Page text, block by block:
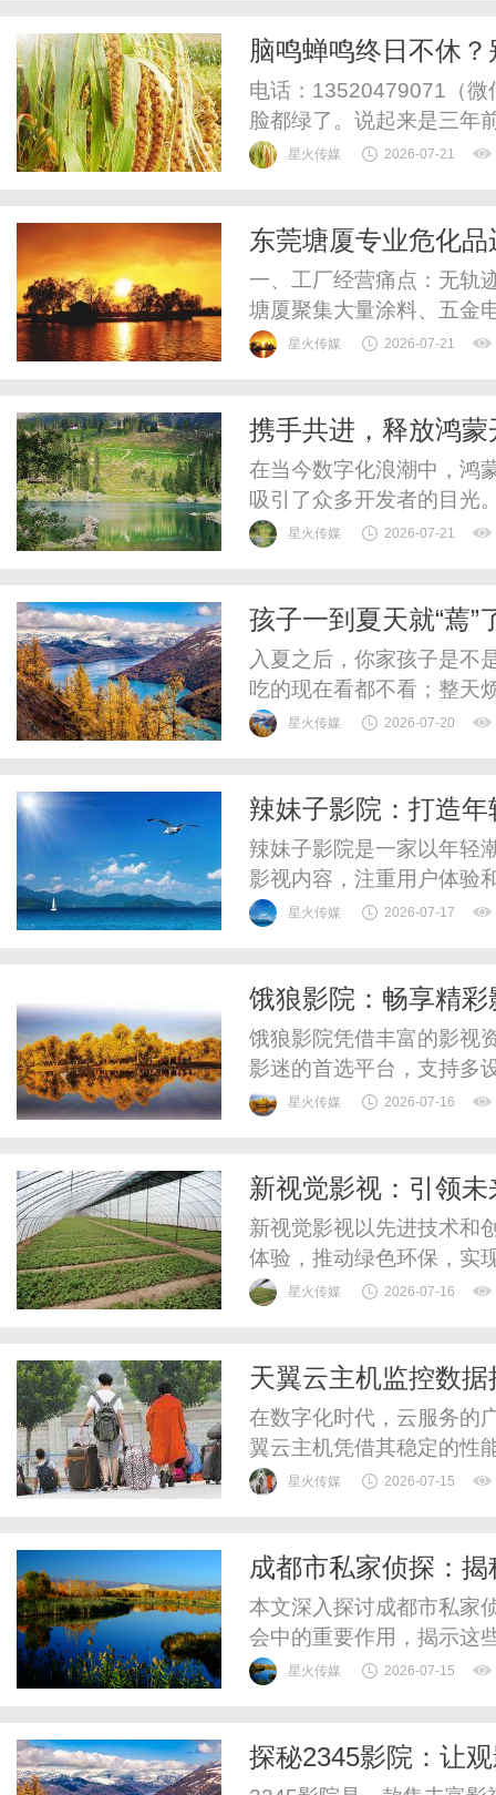
源，往往离不开一个“风”...
脑鸣蝉鸣终日不休
张古方讲透中医“辩
电话：13520479071（微
脸都绿了。说起来是三年
夜里睁着眼熬。刚开始只
一躺，那动静大得跟打雷
星火传媒 2026-07-21
东莞塘厦专业危化
废物合规运输服务
一、工厂经营痛点：无轨
塘厦聚集大量涂料、五金
原料、废机油、电镀污泥
令停产。想要规避经营风
星火传媒 2026-07-21
携手共进，释放鸿
在当今数字化浪潮中，鸿
吸引了众多开发者的目光
正发挥着至关重要的作用
蒙开发者们搭建了一个高
星火传媒 2026-07-21
孩子一到夏天就“蔫”
入夏之后，你家孩子是
吃的现在看都不看；整天
微微发热，却查不出什么
损伤脾胃之气，耗损阴液
星火传媒 2026-07-20
辣妹子影院：打造
辣妹子影院是一家以年轻
影视内容，注重用户体验
受年轻观众喜爱。
星火传媒 2026-07-17
饿狼影院：畅享精
饿狼影院凭借丰富的影视
影迷的首选平台，支持多
星火传媒 2026-07-16
新视觉影视：引领
新视觉影视以先进技术和
体验，推动绿色环保，实
星火传媒 2026-07-16
天翼云主机监控数
在数字化时代，云服务的
翼云主机凭借其稳定的性
的选择。而在云主机的运
云主机监控数据接入
星火传媒 2026-07-15
成都市私家侦探：
本文深入探讨成都市私家
会中的重要作用，揭示这
星火传媒 2026-07-15
探秘2345影院：让